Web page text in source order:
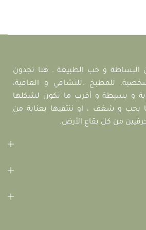
البساطة و حب الطبيعة . هنا تجدون
للمطبخ ،للتشافي و العافية،
و بسيطة و أقرب ما تكون لشكلها
بحب و شغف ، او ننتقيها بعناية من
من كل بقاع الأرض.